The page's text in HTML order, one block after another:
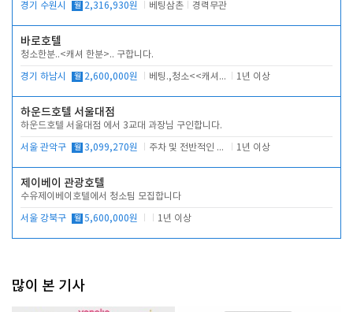
경기 수원시 월 2,316,930원 베팅삼촌 경력무관
바로호텔
청소한분..<캐셔 한분>.. 구합니다.
경기 하남시 월 2,600,000원 베팅.,청소<<캐셔 모셔봅니다. 1년 이상
하운드호텔 서울대점
하운드호텔 서울대점 에서 3교대 과장님 구인합니다.
서울 관악구 월 3,099,270원 주차 및 전반적인 당번업무 1년 이상
제이베이 관광호텔
수유제이베이호텔에서 청소팀 모집합니다
서울 강북구 월 5,600,000원 1년 이상
많이 본 기사